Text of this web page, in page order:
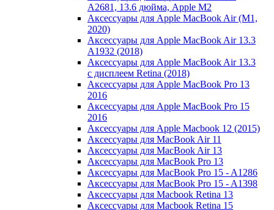
A2681, 13.6 дюйма, Apple M2
Аксессуары для Apple MacBook Air (M1,
2020)
Аксессуары для Apple MacBook Air 13.3
A1932 (2018)
Аксессуары для Apple MacBook Air 13.3
с дисплеем Retina (2018)
Аксессуары для Apple MacBook Pro 13
2016
Аксессуары для Apple MacBook Pro 15
2016
Аксессуары для Apple Macbook 12 (2015)
Аксессуары для MacBook Air 11
Аксессуары для MacBook Air 13
Аксессуары для MacBook Pro 13
Аксессуары для MacBook Pro 15 - A1286
Аксессуары для MacBook Pro 15 - A1398
Аксессуары для Macbook Retina 13
Аксессуары для Macbook Retina 15